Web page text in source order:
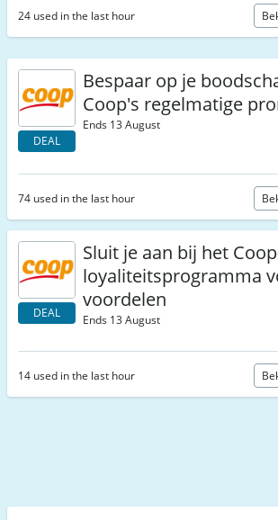
24 used in the last hour
DEAL
Bespaar op je
Coop's regelmatige
Ends 13 August
74 used in the last hour
DEAL
Sluit je aan bij het
loyaliteitsprogramma
voordelen
Ends 13 August
14 used in the last hour